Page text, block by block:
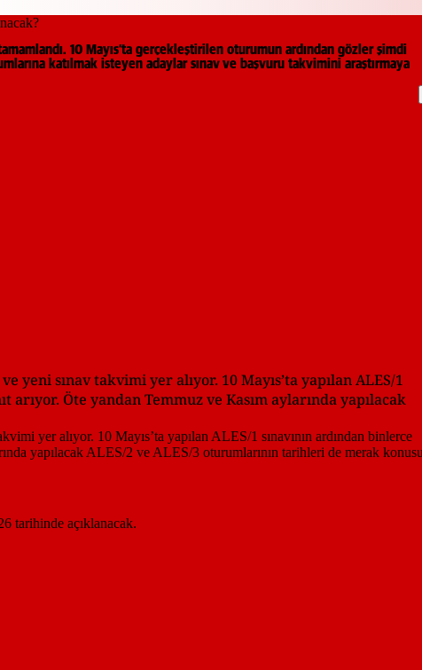
10 Mayıs’ta gerçekleştirilen oturumun ardından gözler şimdi
katılmak isteyen adaylar sınav ve başvuru takvimini araştırmaya
sınav takvimi yer alıyor. 10 Mayıs’ta yapılan ALES/1
arıyor. Öte yandan Temmuz ve Kasım aylarında yapılacak